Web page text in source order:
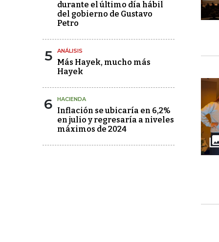
durante el último día hábil
del gobierno de Gustavo
Petro
5 ANÁLISIS
Más Hayek, mucho más
Hayek
6 HACIENDA
Inflación se ubicaría en 6,2%
en julio y regresaría a niveles
máximos de 2024